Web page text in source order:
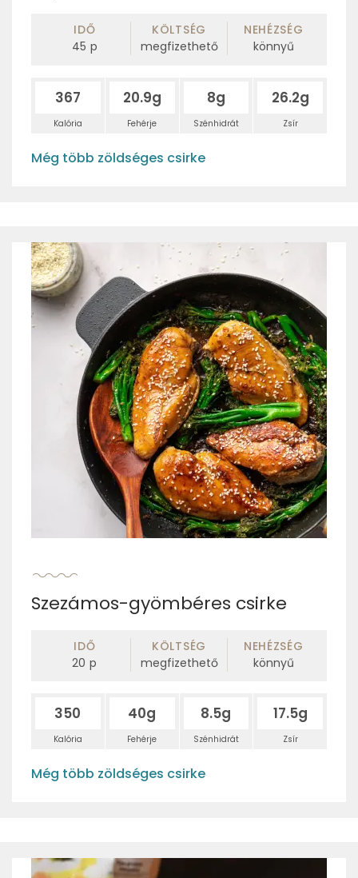
IDŐ
45 p
KÖLTSÉG
megfizethető
NEHÉZSÉG
könnyű
367
Kalória
20.9g
Fehérje
8g
Szénhidrát
26.2g
Zsír
Még több zöldséges csirke
Szezámos-gyömbéres csirke
IDŐ
20 p
KÖLTSÉG
megfizethető
NEHÉZSÉG
könnyű
350
Kalória
40g
Fehérje
8.5g
Szénhidrát
17.5g
Zsír
Még több zöldséges csirke